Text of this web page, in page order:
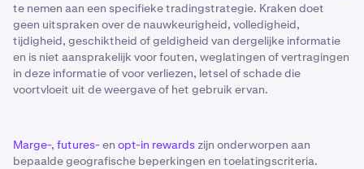
te nemen aan een specifieke tradingstrategie. Kraken doet
geen uitspraken over de nauwkeurigheid, volledigheid,
tijdigheid, geschiktheid of geldigheid van dergelijke informatie
en is niet aansprakelijk voor fouten, weglatingen of vertragingen
in deze informatie of voor verliezen, letsel of schade die
voortvloeit uit de weergave of het gebruik ervan.
Marge-, futures-en opt-in rewards zijn onderworpen aan
bepaalde geografische beperkingen en toelatingscriteria.